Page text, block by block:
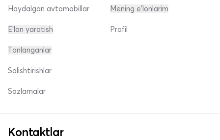
Haydalgan avtomobillar
E'lon yaratish
Mening e'lonlarim
Profil
Tanlanganlar
Solishtirishlar
Sozlamalar
Kontaktlar